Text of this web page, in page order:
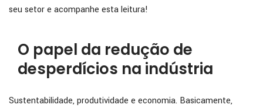
seu setor e acompanhe esta leitura!
O papel da redução de
desperdícios na indústria
Sustentabilidade, produtividade e economia. Basicamente,